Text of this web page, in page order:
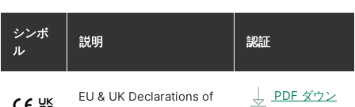
シンボ
ル
説明 認証
EU & UK Declarations of
PDF ダウン